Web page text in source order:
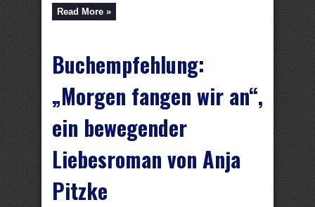
Read More »
Buchempfehlung:
„Morgen fangen wir an“,
ein bewegender
Liebesroman von Anja
Pitzke